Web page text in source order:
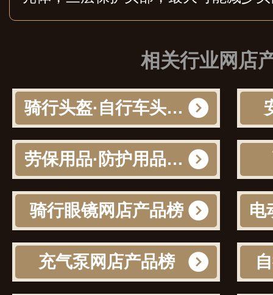
相关行业网店
骑行头盔·自行车头盔网店产品榜
劳保用品·防护用品网店产品榜
骑行眼镜网店产品榜
充气泵网店产品榜